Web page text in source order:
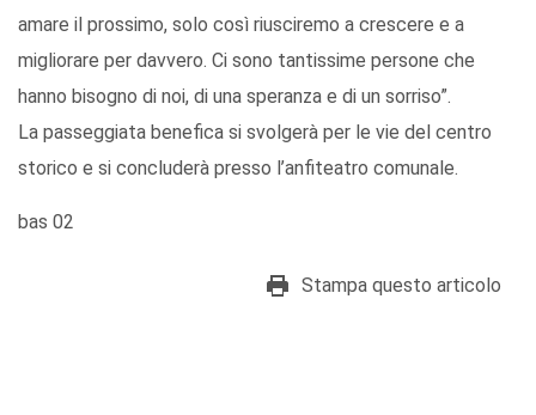
amare il prossimo, solo così riusciremo a crescere e a
migliorare per davvero. Ci sono tantissime persone che
hanno bisogno di noi, di una speranza e di un sorriso”.
La passeggiata benefica si svolgerà per le vie del centro
storico e si concluderà presso l’anfiteatro comunale.
bas 02
Stampa questo articolo